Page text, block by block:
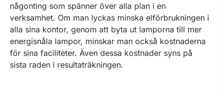
någonting som spänner över alla plan i en
verksamhet. Om man lyckas minska elförbrukningen i
alla sina kontor, genom att byta ut lamporna till mer
energisnåla lampor, minskar man också kostnaderna
för sina faciliteter. Även dessa kostnader syns på
sista raden i resultaträkningen.